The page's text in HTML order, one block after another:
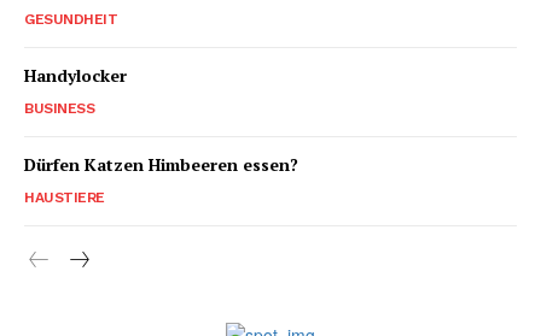
GESUNDHEIT
Handylocker
BUSINESS
Dürfen Katzen Himbeeren essen?
HAUSTIERE